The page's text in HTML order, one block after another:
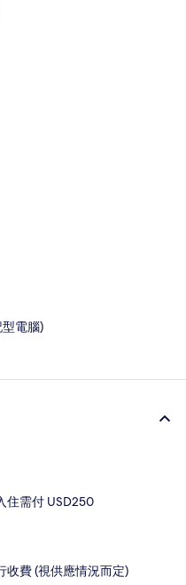
電腦)
住需付 USD250
收費 (視供應情況而定)